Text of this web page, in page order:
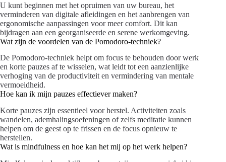
U kunt beginnen met het opruimen van uw bureau, het
verminderen van digitale afleidingen en het aanbrengen van
ergonomische aanpassingen voor meer comfort. Dit kan
bijdragen aan een georganiseerde en serene werkomgeving.
Wat zijn de voordelen van de Pomodoro-techniek?
De Pomodoro-techniek helpt om focus te behouden door werk
en korte pauzes af te wisselen, wat leidt tot een aanzienlijke
verhoging van de productiviteit en vermindering van mentale
vermoeidheid.
Hoe kan ik mijn pauzes effectiever maken?
Korte pauzes zijn essentieel voor herstel. Activiteiten zoals
wandelen, ademhalingsoefeningen of zelfs meditatie kunnen
helpen om de geest op te frissen en de focus opnieuw te
herstellen.
Wat is mindfulness en hoe kan het mij op het werk helpen?